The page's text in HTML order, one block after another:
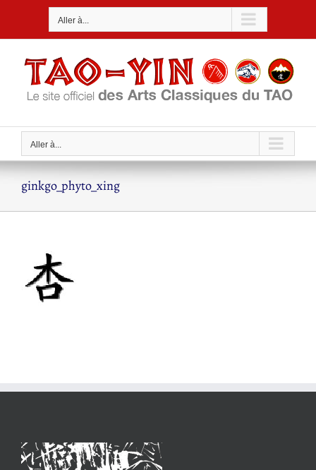
Aller à...
Aller à...
ginkgo_phyto_xing